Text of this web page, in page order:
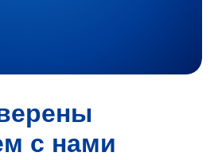
с нами